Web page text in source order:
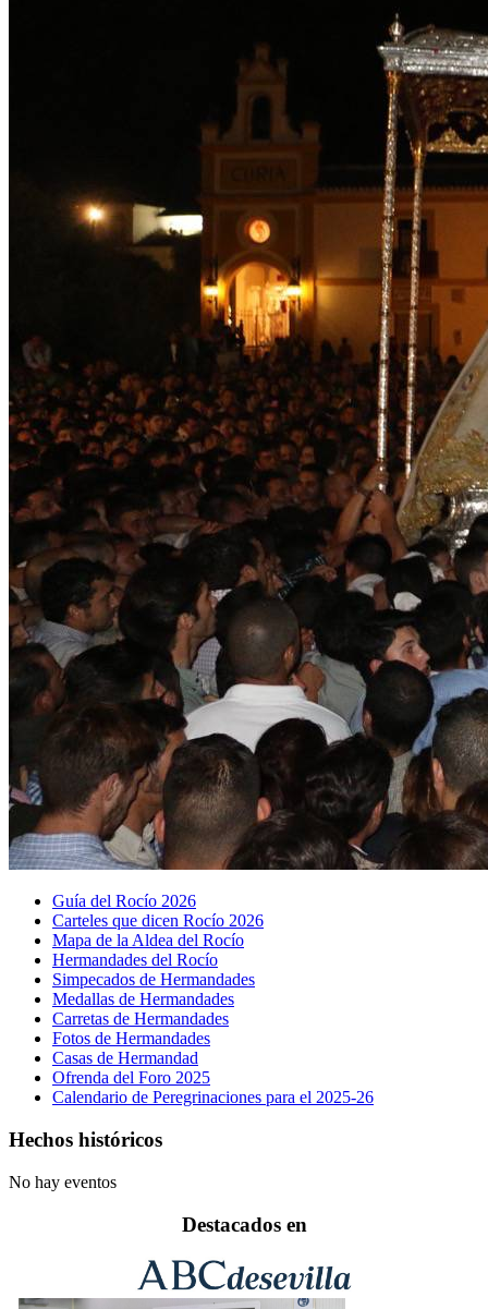
Guía del Rocío 2026
Carteles que dicen Rocío 2026
Mapa de la Aldea del Rocío
Hermandades del Rocío
Simpecados de Hermandades
Medallas de Hermandades
Carretas de Hermandades
Fotos de Hermandades
Casas de Hermandad
Ofrenda del Foro 2025
Calendario de Peregrinaciones para el 2025-26
Hechos históricos
No hay eventos
Destacados en